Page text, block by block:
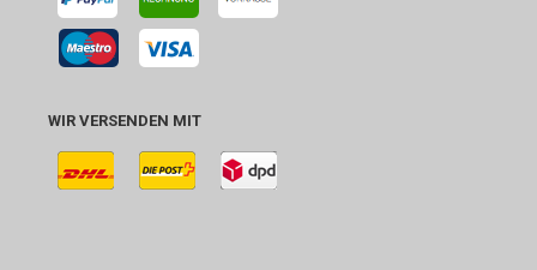
WIR VERSENDEN MIT